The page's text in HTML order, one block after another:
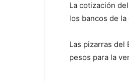
La cotización
los bancos de
Las pizarras del
pesos para la